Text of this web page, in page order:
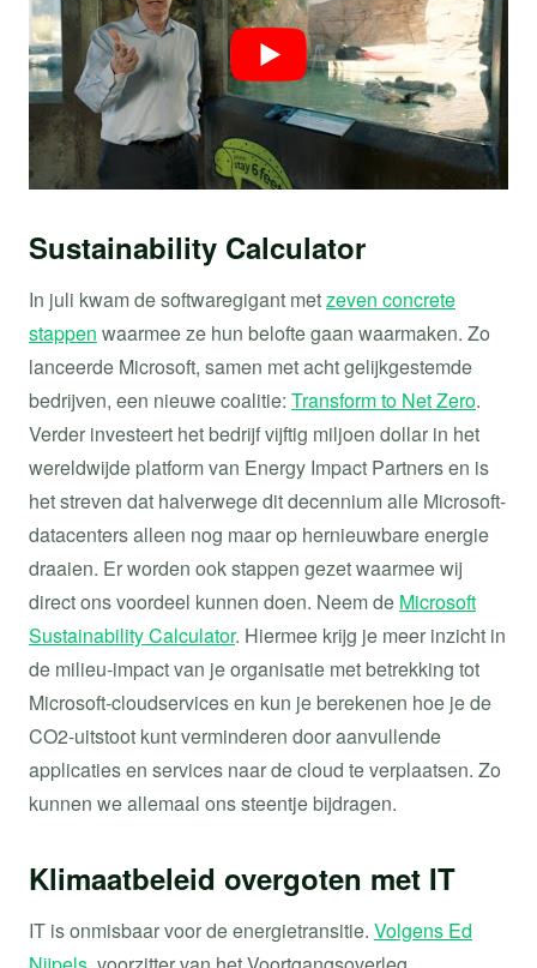
Sustainability Calculator
In juli kwam de softwaregigant metzeven concrete
stappen waarmee ze hun belofte gaan waarmaken. Zo
lanceerde Microsoft, samen met acht gelijkgestemde
bedrijven, een nieuwe coalitie: Transform to Net Zero.
Verder investeert het bedrijf vijftig miljoen dollar in het
wereldwijde platform van Energy Impact Partners en is
het streven dat halverwege dit decennium alle Microsoft-
datacenters alleen nog maar op hernieuwbare energie
draaien. Er worden ook stappen gezet waarmee wij
direct ons voordeel kunnen doen. Neem de Microsoft
Sustainability Calculator. Hiermee krijg je meer inzicht in
de milieu-impact van je organisatie met betrekking tot
Microsoft-cloudservices en kun je berekenen hoe je de
CO2-uitstoot kunt verminderen door aanvullende
applicaties en services naar de cloud te verplaatsen. Zo
kunnen we allemaal ons steentje bijdragen.
Klimaatbeleid overgoten met IT
IT is onmisbaar voor de energietransitie. Volgens Ed